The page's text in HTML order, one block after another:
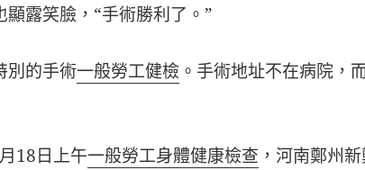
顯露笑臉，“手術勝利了。”
別的手術一般勞工健檢 。手術地址不在病院，
18日上午一般勞工身體健康檢查 ，河南鄭州